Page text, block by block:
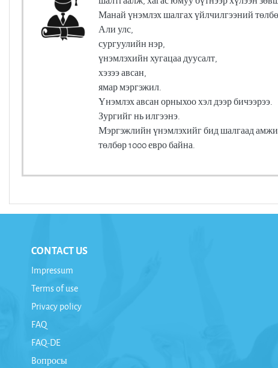
Манай үнэмлэх шалгах үйлчилгээний
Али улс,
сургуулийн нэр,
үнэмлэхийн хугацаа дуусалт,
хэзээ авсан,
ямар мэргэжил.
Үнэмлэх авсан орныхоо хэл дээр бичээрээ.
Зургийг нь илгээнэ.
Мэргэжлийн үнэмлэхийг бид шалгаад
төлбөр 1000 евро байна.
CONTACT US
Impressum
Terms of use
Privacy policy
FAQ
FAQ-DE
Bопросы